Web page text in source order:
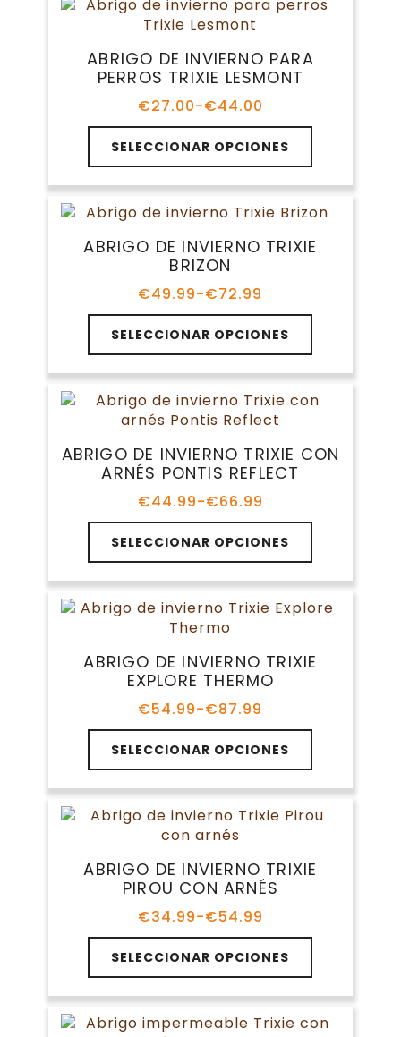
€36.59
variantes.
se
pueden
en
página
de
producto
ABRIGO DE INVIERNO PARA
PERROS TRIXIE LESMONT
€27.00-€44.00
Rango
de
precios:
desde
€27.00
hasta
€44.00
SELECCIONAR OPCIONES
Este
producto
tiene
múltiples
variantes.
opciones
pueden
elegir
la
página
de
producto
ABRIGO DE INVIERNO TRIXIE
BRIZON
€49.99-€72.99
Rango
de
precios:
desde
€49.99
hasta
€72.99
SELECCIONAR OPCIONES
Este
producto
tiene
múltiples
variantes.
se
pueden
en
página
de
producto
ABRIGO DE INVIERNO TRIXIE CON
ARNÉS PONTIS REFLECT
€44.99-€66.99
Rango
de
precios:
desde
€44.99
hasta
€66.99
SELECCIONAR OPCIONES
Este
producto
tiene
múltiples
variantes.
se
pueden
en
página
de
producto
ABRIGO DE INVIERNO TRIXIE
EXPLORE THERMO
€54.99-€87.99
Rango
de
precios:
desde
€54.99
hasta
€87.99
SELECCIONAR OPCIONES
Este
producto
tiene
múltiples
variantes.
se
pueden
en
página
de
producto
ABRIGO DE INVIERNO TRIXIE
PIROU CON ARNÉS
€34.99-€54.99
Rango
de
precios:
desde
€34.99
hasta
€54.99
SELECCIONAR OPCIONES
Este
producto
tiene
múltiples
variantes.